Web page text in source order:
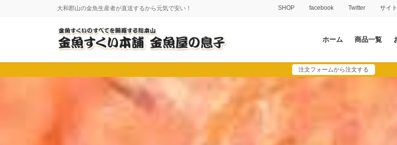
に
移
ョ
ン
大和郡山の金魚生産者が直送するから元気で安い！ SHOP facebook Twitter サイ
ホーム 商品一覧
注文フォームから注文する